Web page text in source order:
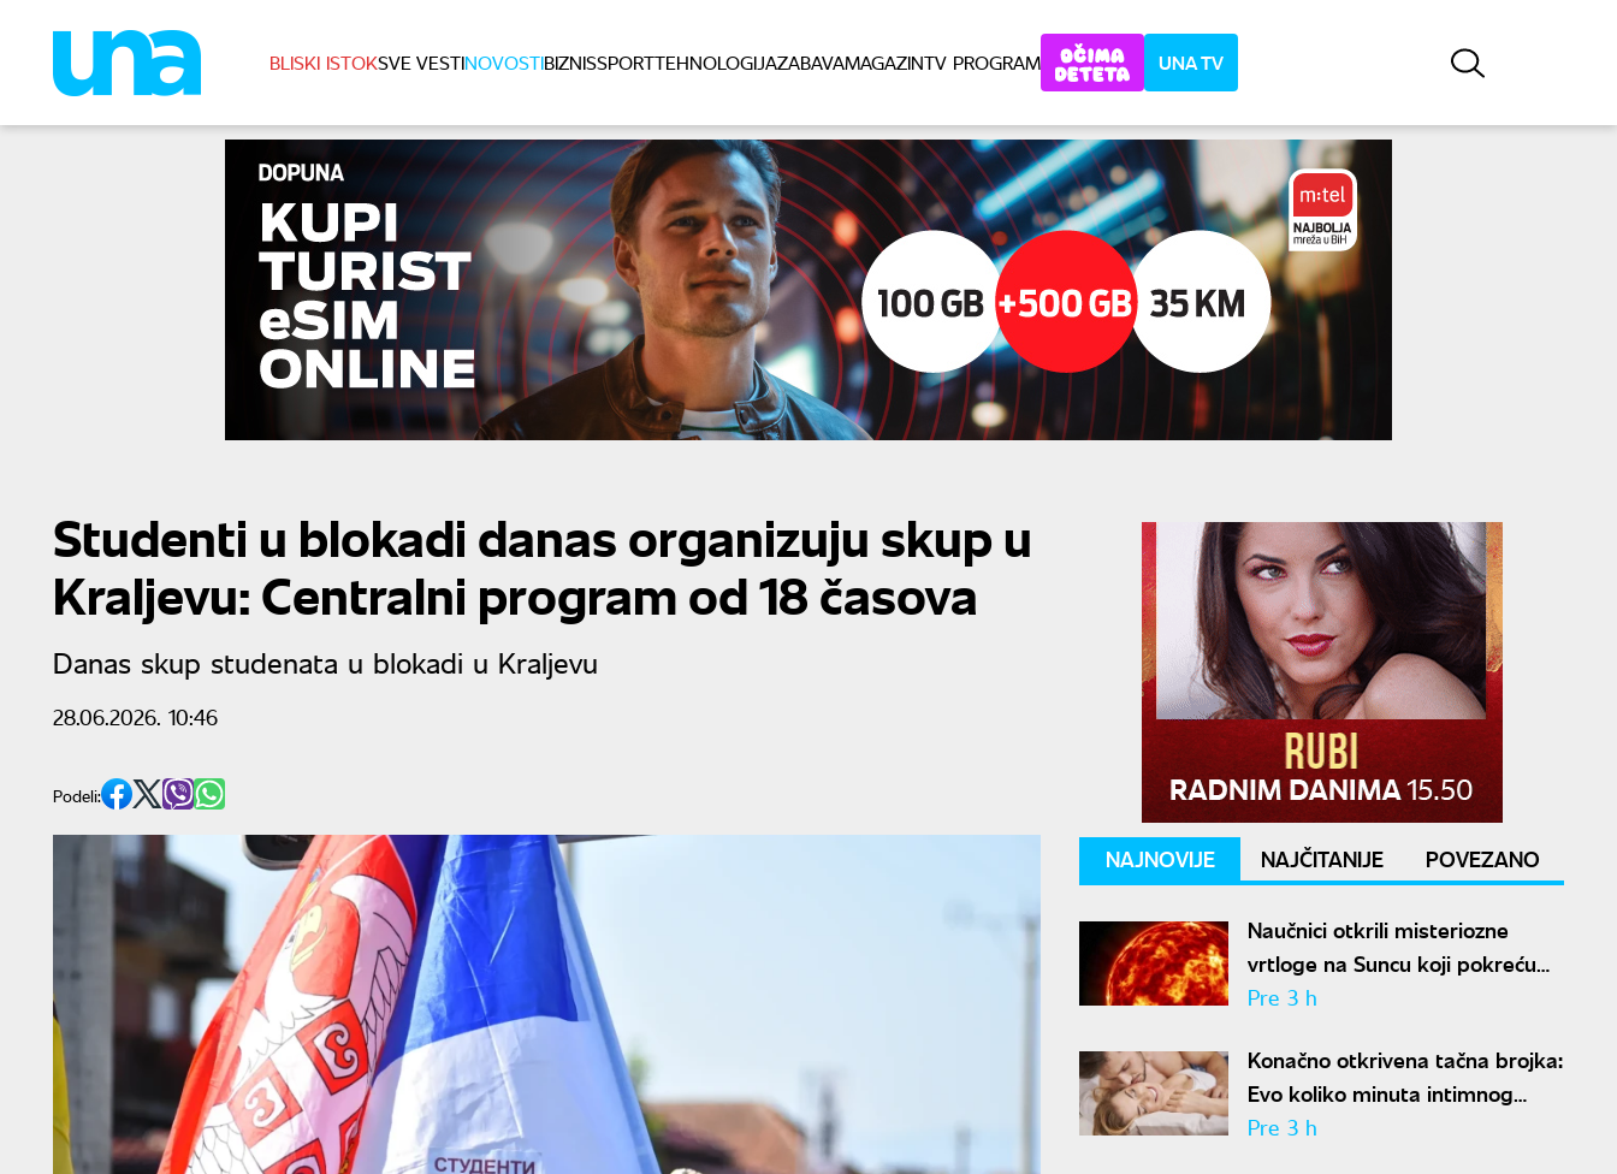
BLISKI ISTOKSVE VESTINOVOSTIBIZNISSPORTTEHNOLOGIJAZABAVAMAGAZINTV PROGRAM UNA TV
Studenti u blokadi danas organizuju skup u
Kraljevu: Centralni program od 18 časova
Danas skup studenata u blokadi u Kraljevu
28.06.2026. 10:46
Podeli:
NAJNOVIJE NAJČITANIJE POVEZANO
Naučnici otkrili misteriozne
vrtloge na Suncu koji pokreću
solarne baklje
Pre 3 h
Konačno otkrivena tačna brojka:
Evo koliko minuta intimnog
odnosa je ženi potrebno da bi
Pre 3 h